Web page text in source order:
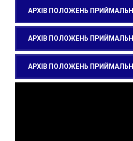
АРХІВ ПОЛОЖЕНЬ
АРХІВ ПОЛОЖЕНЬ
АРХІВ ПОЛОЖЕНЬ